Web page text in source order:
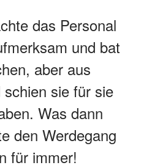
das Personal
und bat
aber aus
sie für sie
Was dann
den Werdegang
für immer!